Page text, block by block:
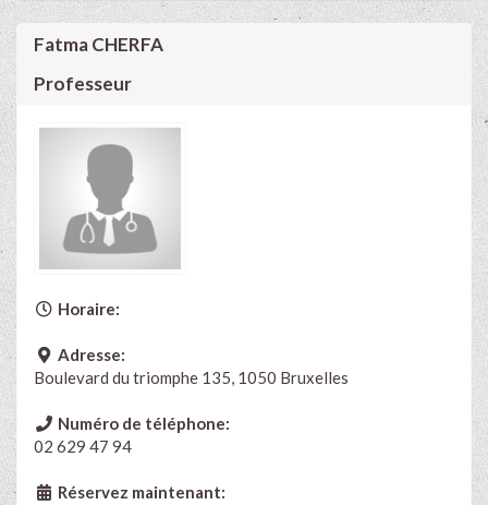
Fatma CHERFA
Professeur
Horaire:
Adresse:
Boulevard du triomphe 135, 1050 Bruxelles
Numéro de téléphone:
02 629 47 94
Réservez maintenant: